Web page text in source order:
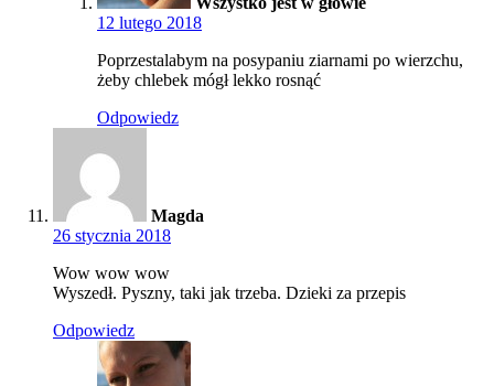
12 lutego 2018
Poprzestalabym na posypaniu ziarnami po wierzchu,
żeby chlebek mógł lekko rosnąć
Odpowiedz
Magda
26 stycznia 2018
Wow wow wow
Wyszedł. Pyszny, taki jak trzeba. Dzieki za przepis
Odpowiedz